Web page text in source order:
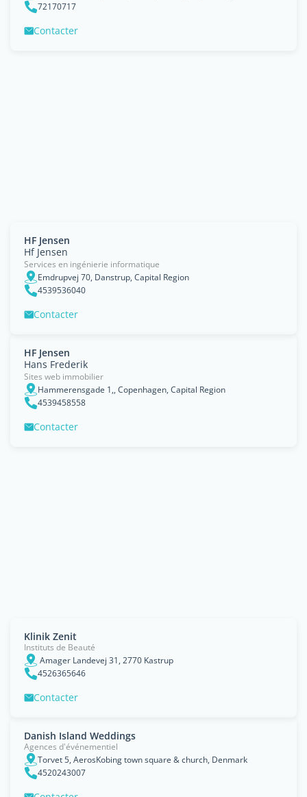
72170717
Contacter
HF Jensen
Hf Jensen
Services en ingénierie informatique
Emdrupvej 70, Danstrup, Capital Region
4539536040
Contacter
HF Jensen
Hans Frederik
Sites web immobilier
Hammerensgade 1,, Copenhagen, Capital Region
4539458558
Contacter
Klinik Zenit
Instituts de Beauté
Amager Landevej 31, 2770 Kastrup
4526365646
Contacter
Danish Island Weddings
Agences d'événementiel
Torvet 5, AerosKobing town square & church, Denmark
4520243007